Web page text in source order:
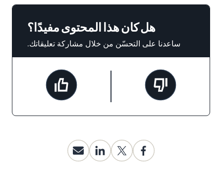
هل كان هذا المحتوى مفيدًا؟
ساعدنا على التحسّن من خلال مشاركة تعليقاتك.